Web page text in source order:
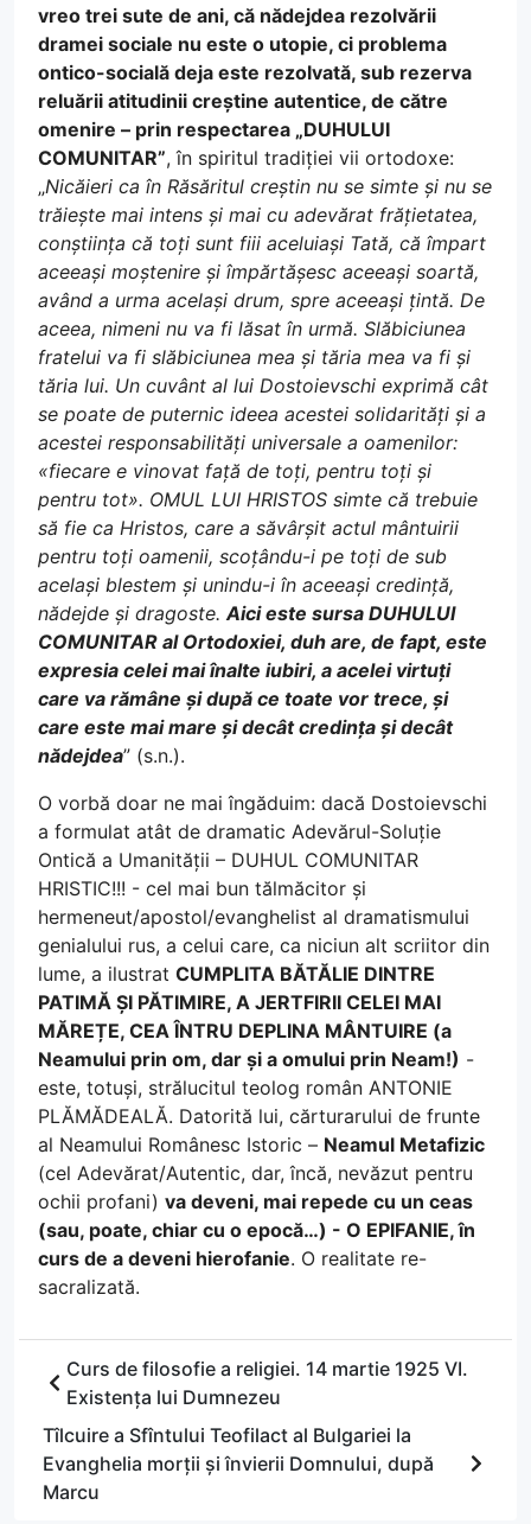
vreo trei sute de ani, că nădejdea rezolvării
dramei sociale nu este o utopie, ci problema
ontico-socială deja este rezolvată, sub rezerva
reluării atitudinii creștine autentice, de către
omenire – prin respectarea „DUHULUI
COMUNITAR”, în spiritul tradiției vii ortodoxe:
„Nicăieri ca în Răsăritul creștin nu se simte și nu se
trăiește mai intens și mai cu adevărat frățietatea,
conștiința că toți sunt fiii aceluiași Tată, că împart
aceeași moștenire și împărtășesc aceeași soartă,
având a urma același drum, spre aceeași țintă. De
aceea, nimeni nu va fi lăsat în urmă. Slăbiciunea
fratelui va fi slăbiciunea mea și tăria mea va fi și
tăria lui. Un cuvânt al lui Dostoievschi exprimă cât
se poate de puternic ideea acestei solidarități și a
acestei responsabilități universale a oamenilor:
«fiecare e vinovat față de toți, pentru toți și
pentru tot». OMUL LUI HRISTOS simte că trebuie
să fie ca Hristos, care a săvârșit actul mântuirii
pentru toți oamenii, scoțându-i pe toți de sub
același blestem și unindu-i în aceeași credință,
nădejde și dragoste.Aici este sursa DUHULUI
COMUNITAR al Ortodoxiei, duh are, de fapt, este
expresia celei mai înalte iubiri, a acelei virtuți
care va rămâne și după ce toate vor trece, și
care este mai mare și decât credința și decât
nădejdea” (s.n.).
O vorbă doar ne mai îngăduim: dacă Dostoievschi
a formulat atât de dramatic Adevărul-Soluție
Ontică a Umanității – DUHUL COMUNITAR
HRISTIC!!! - cel mai bun tălmăcitor și
hermeneut/apostol/evanghelist al dramatismului
genialului rus, a celui care, ca niciun alt scriitor din
lume, a ilustrat CUMPLITA BĂTĂLIE DINTRE
PATIMĂ ȘI PĂTIMIRE, A JERTFIRII CELEI MAI
MĂREȚE, CEA ÎNTRU DEPLINA MÂNTUIRE (a
Neamului prin om, dar și a omului prin Neam!) -
este, totuși, strălucitul teolog român ANTONIE
PLĂMĂDEALĂ. Datorită lui, cărturarului de frunte
al Neamului Românesc Istoric – Neamul Metafizic
(cel Adevărat/Autentic, dar, încă, nevăzut pentru
ochii profani) va deveni, mai repede cu un ceas
(sau, poate, chiar cu o epocă…) - O EPIFANIE, în
curs de a deveni hierofanie. O realitate re-
sacralizată.
Curs de filosofie a religiei. 14 martie 1925 VI.
Existența lui Dumnezeu
Tîlcuire a Sfîntului Teofilact al Bulgariei la
Evanghelia morții și învierii Domnului, după
Marcu